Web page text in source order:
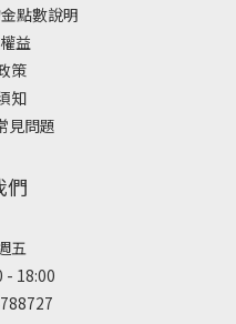
點數說明
益
策
知
見問題
們
五
- 18:00